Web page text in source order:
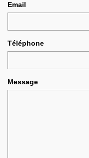
Email
Téléphone
Message